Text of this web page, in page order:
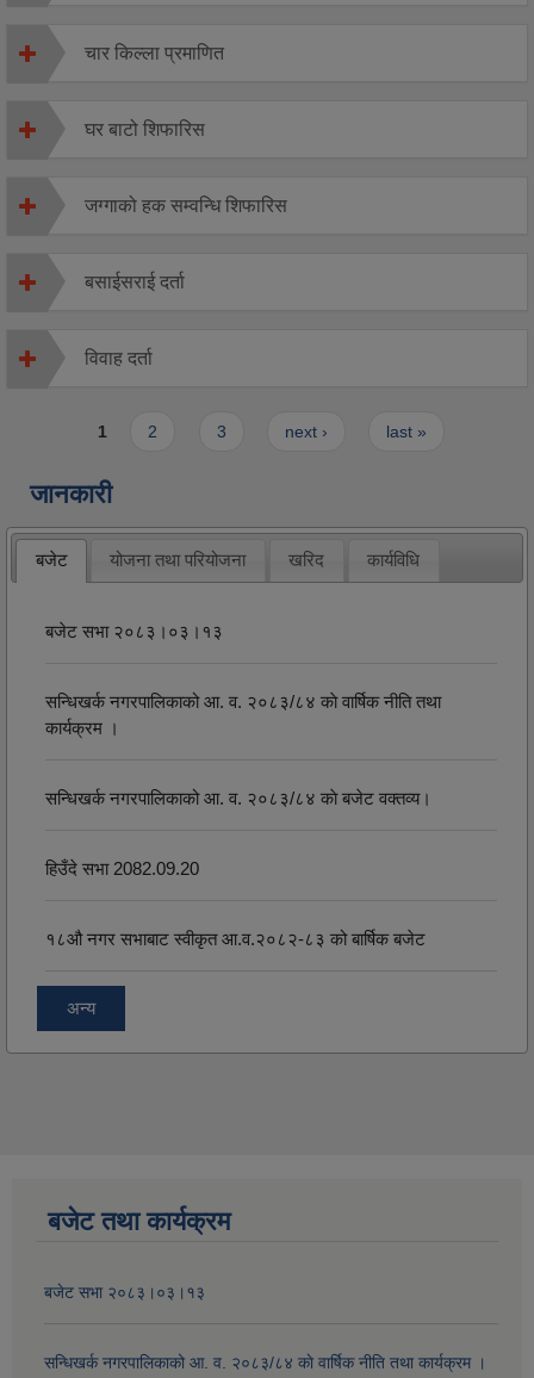
चार किल्ला प्रमाणित
घर बाटो शिफारिस
जग्गाको हक सम्वन्धि शिफारिस
बसाईसराई दर्ता
विवाह दर्ता
Pages
1 2 3 next › last »
जानकारी
बजेट योजना तथा परियोजना खरिद कार्यविधि
बजेट सभा २०८३।०३।१३
सन्धिखर्क नगरपालिकाको आ. व. २०८३/८४ काे वार्षिक नीति तथा
कार्यक्रम ।
सन्धिखर्क नगरपालिकाको आ. व. २०८३/८४ काे बजेट वक्तव्य।
हिउँदे सभा 2082.09.20
१८‍औ नगर सभाबाट स्वीकृत आ.व.२०८२-८३ को बार्षिक बजेट
अन्य
बजेट तथा कार्यक्रम
बजेट सभा २०८३।०३।१३
सन्धिखर्क नगरपालिकाको आ. व. २०८३/८४ काे वार्षिक नीति तथा कार्यक्रम ।